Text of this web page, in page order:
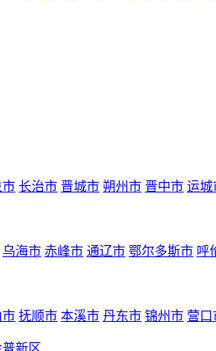
市 长治市 晋城市 朔州市 晋中市 运城
乌海市 赤峰市 通辽市 鄂尔多斯市 呼
市 抚顺市 本溪市 丹东市 锦州市 营口
新区